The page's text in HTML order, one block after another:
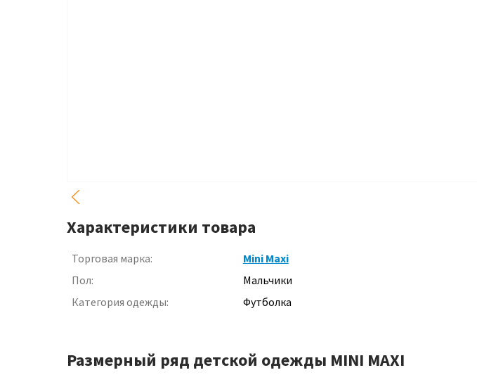
Характеристики товара
Торговая марка:
Mini Maxi
Пол:
Мальчики
Категория одежды:
Футболка
Размерный ряд детской одежды MINI MAXI